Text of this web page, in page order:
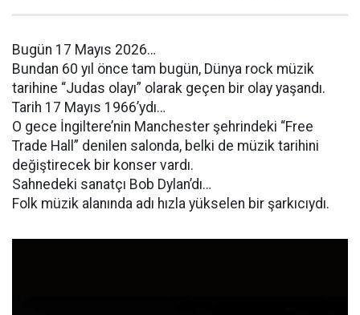
Bugün 17 Mayıs 2026…
Bundan 60 yıl önce tam bugün, Dünya rock müzik
tarihine “Judas olayı” olarak geçen bir olay yaşandı.
Tarih 17 Mayıs 1966’ydı…
O gece İngiltere’nin Manchester şehrindeki “Free
Trade Hall” denilen salonda, belki de müzik tarihini
değiştirecek bir konser vardı.
Sahnedeki sanatçı Bob Dylan’dı…
Folk müzik alanında adı hızla yükselen bir şarkıcıydı.